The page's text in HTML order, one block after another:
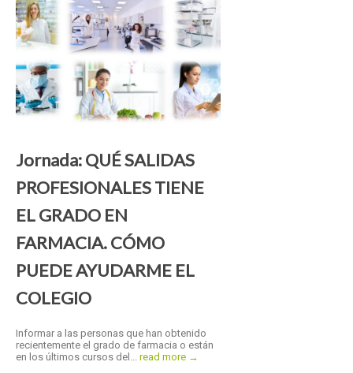
Jornada: QUÉ SALIDAS
PROFESIONALES TIENE
EL GRADO EN
FARMACIA. CÓMO
PUEDE AYUDARME EL
COLEGIO
Informar a las personas que han obtenido
recientemente el grado de farmacia o están
en los últimos cursos del... read more →